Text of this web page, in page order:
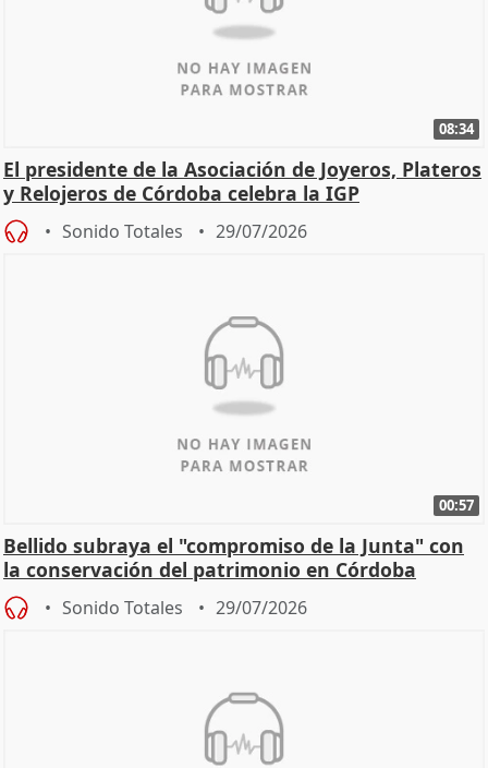
08:34
El presidente de la Asociación de Joyeros, Plateros
y Relojeros de Córdoba celebra la IGP
Sonido Totales 29/07/2026
00:57
Bellido subraya el "compromiso de la Junta" con
la conservación del patrimonio en Córdoba
Sonido Totales 29/07/2026